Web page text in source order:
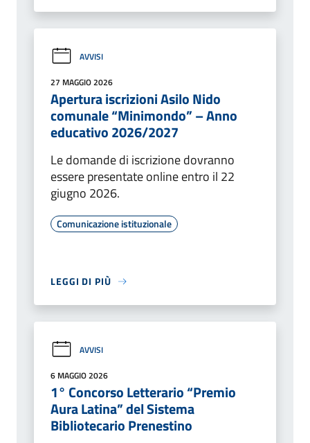
AVVISI
27 MAGGIO 2026
Apertura iscrizioni Asilo Nido
comunale “Minimondo” – Anno
educativo 2026/2027
Le domande di iscrizione dovranno
essere presentate online entro il 22
giugno 2026.
Comunicazione istituzionale
LEGGI DI PIÙ
AVVISI
6 MAGGIO 2026
1° Concorso Letterario “Premio
Aura Latina” del Sistema
Bibliotecario Prenestino